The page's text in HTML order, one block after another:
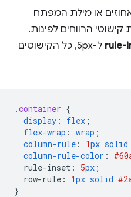
אחוזים או מילת המפתח
הרווחים לפינות.
rule-
ל-5px, כל הקישוטים
.container {
display : flex ;
flex-wrap : wrap ;
column-rule : 1px solid
column-rule-color :
rule-inset : 5px ;
row-rule : 1px solid
}